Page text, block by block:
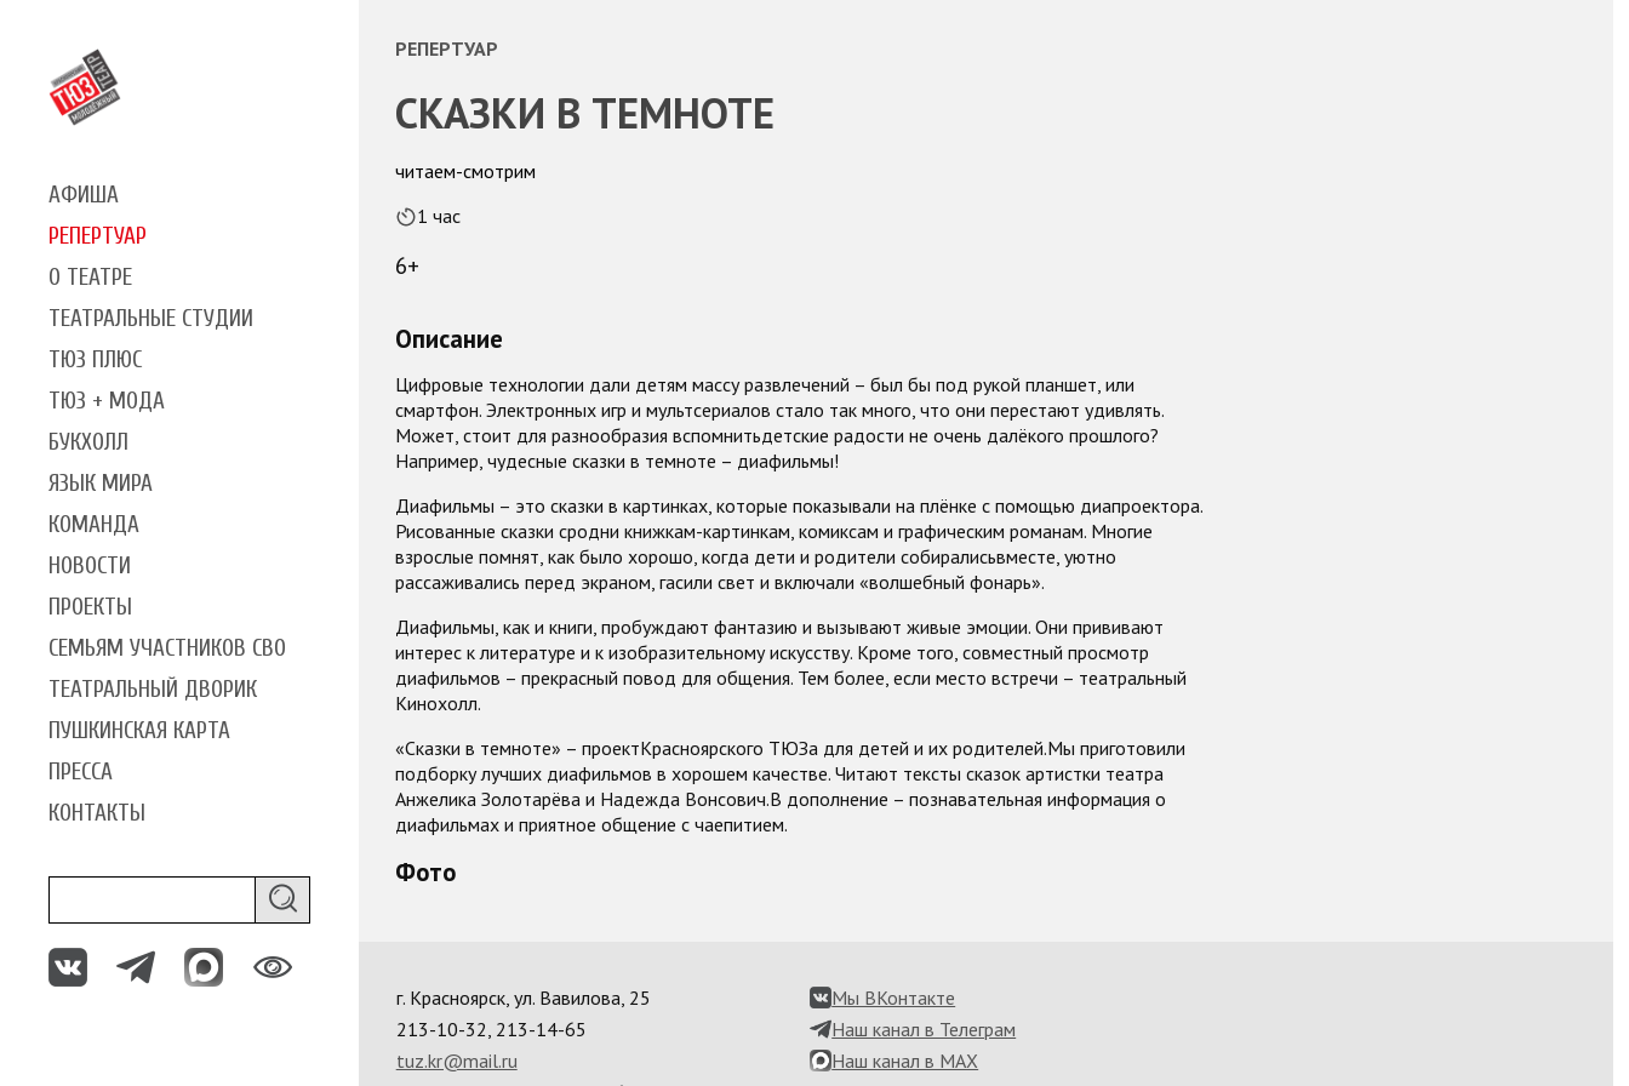
АФИША
РЕПЕРТУАР
О ТЕАТРЕ
ТЕАТРАЛЬНЫЕ СТУДИИ
ТЮЗ ПЛЮС
ТЮЗ + МОДА
БУКХОЛЛ
ЯЗЫК МИРА
КОМАНДА
НОВОСТИ
ПРОЕКТЫ
СЕМЬЯМ УЧАСТНИКОВ СВО
ТЕАТРАЛЬНЫЙ ДВОРИК
ПУШКИНСКАЯ КАРТА
ПРЕССА
КОНТАКТЫ
РЕПЕРТУАР
СКАЗКИ В ТЕМНОТЕ
читаем-смотрим
1 час
6+
Описание
Цифровые технологии дали детям массу развлечений – был бы под рукой планшет, или
смартфон. Электронных игр и мультсериалов стало так много, что они перестают удивлять.
Может, стоит для разнообразия вспомнитьдетские радости не очень далёкого прошлого?
Например, чудесные сказки в темноте – диафильмы!
Диафильмы – это сказки в картинках, которые показывали на плёнке с помощью диапроектора.
Рисованные сказки сродни книжкам-картинкам, комиксам и графическим романам. Многие
взрослые помнят, как было хорошо, когда дети и родители собиралисьвместе, уютно
рассаживались перед экраном, гасили свет и включали «волшебный фонарь».
Диафильмы, как и книги, пробуждают фантазию и вызывают живые эмоции. Они прививают
интерес к литературе и к изобразительному искусству. Кроме того, совместный просмотр
диафильмов – прекрасный повод для общения. Тем более, если место встречи – театральный
Кинохолл.
«Сказки в темноте» – проектКрасноярского ТЮЗадля детей и их родителей.Мы приготовили
подборку лучших диафильмов в хорошем качестве. Читают тексты сказок артистки театра
Анжелика Золотарёва и Надежда Вонсович.В дополнение – познавательная информация о
диафильмах и приятное общение с чаепитием.
Фото
г. Красноярск, ул. Вавилова, 25
213-10-32, 213-14-65
tuz.kr@mail.ru
Мы ВКонтакте
Наш канал в Телеграм
Наш канал в MAX